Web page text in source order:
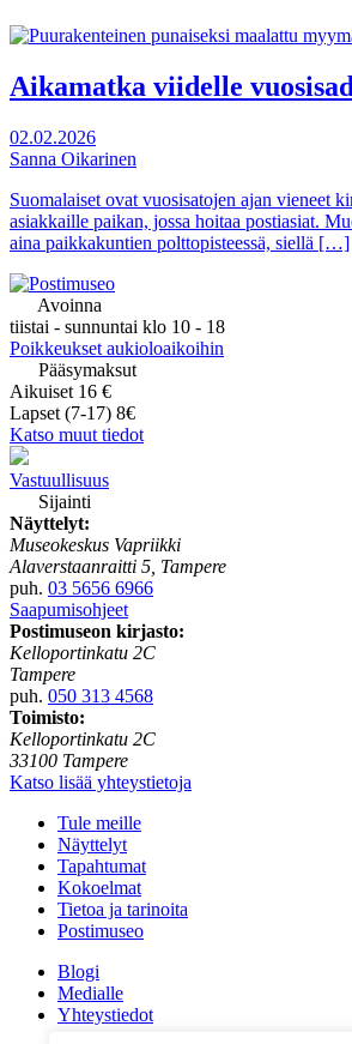
Aikamatka viidelle
02.02.2026
Sanna Oikarinen
Suomalaiset ovat vuosisatojen ajan vieneet
asiakkaille paikan, jossa hoitaa postiasiat.
aina paikkakuntien polttopisteessä, siellä […]
Avoinna
tiistai - sunnuntai klo 10 - 18
Poikkeukset aukioloaikoihin
Pääsymaksut
Aikuiset 16 €
Lapset (7-17) 8€
Katso muut tiedot
Vastuullisuus
Sijainti
Näyttelyt:
Museokeskus Vapriikki
Alaverstaanraitti 5, Tampere
puh. 03 5656 6966
Saapumisohjeet
Postimuseon kirjasto:
Kelloportinkatu 2C
Tampere
puh. 050 313 4568
Toimisto:
Kelloportinkatu 2C
33100 Tampere
Katso lisää yhteystietoja
Tule meille
Näyttelyt
Tapahtumat
Kokoelmat
Tietoa ja tarinoita
Postimuseo
Blogi
Medialle
Yhteystiedot